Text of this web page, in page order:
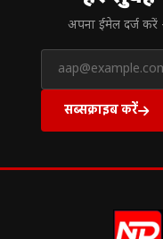
अपना ईमेल दर्ज करें
सब्सक्राइब करें